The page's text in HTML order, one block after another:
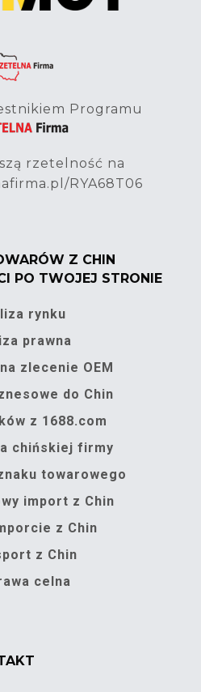
Programu
rzetelność na
RYA68T06
Z CHIN
PO TWOJEJ STRONIE
rynku
prawna
zlecenie OEM
do Chin
z 1688.com
chińskiej firmy
towarowego
import z Chin
z Chin
z Chin
celna